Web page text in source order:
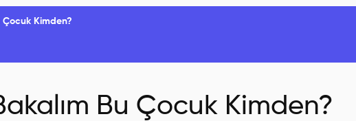
Çocuk Kimden?
Bu Çocuk Kimden?